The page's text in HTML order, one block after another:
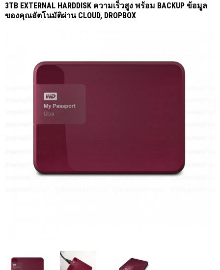
3TB EXTERNAL HARDDISK ความเร็วสูง พร้อม BACKUP ข้อมูล
ของคุณอัตโนมัติผ่าน CLOUD, DROPBOX